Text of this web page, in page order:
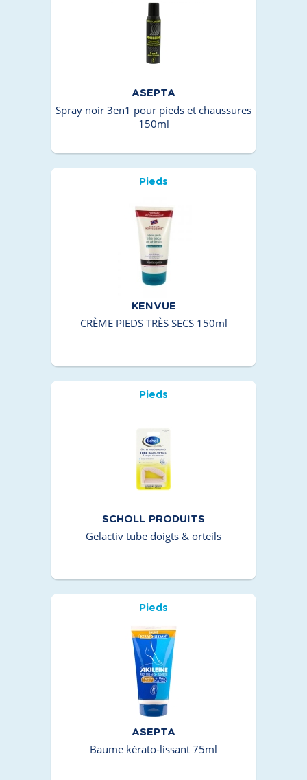
ASEPTA
Spray noir 3en1 pour pieds et chaussures
150ml
Pieds
KENVUE
CRÈME PIEDS TRÈS SECS 150ml
Pieds
SCHOLL PRODUITS
Gelactiv tube doigts & orteils
Pieds
ASEPTA
Baume kérato-lissant 75ml